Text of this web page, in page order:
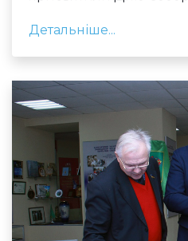
Детальніше...